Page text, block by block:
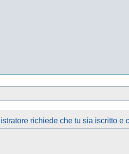
richiede che tu sia iscritto